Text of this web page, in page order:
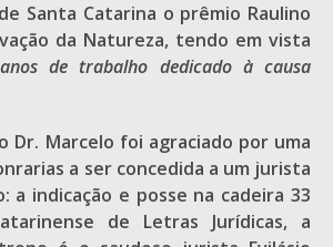
Santa Catarina o prêmio Raulino
da Natureza, tendo em vista
de trabalho dedicado à causa
Dr. Marcelo foi agraciado por uma
a ser concedida a um jurista
a indicação e posse na cadeira 33
de Letras Jurídicas, a